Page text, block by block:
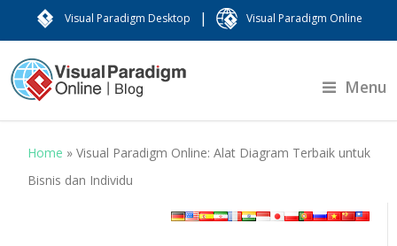
Visual Paradigm Desktop | Visual Paradigm Online
Menu
Home »Visual Paradigm Online: Alat Diagram Terbaik untuk
Bisnis dan Individu